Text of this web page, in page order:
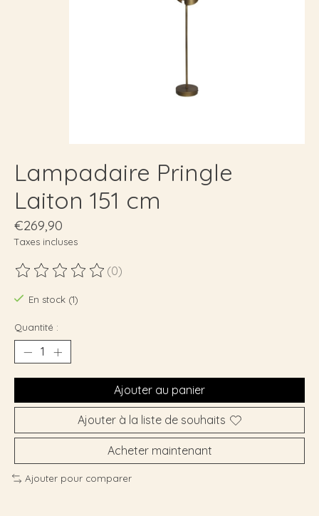
Lampadaire Pringle
Laiton 151 cm
€269,90
Taxes incluses
Ce produit est évalué à
(0)
En stock (1)
Quantité :
Ajouter au panier
Ajouter à la liste de souhaits
Acheter maintenant
Ajouter pour comparer